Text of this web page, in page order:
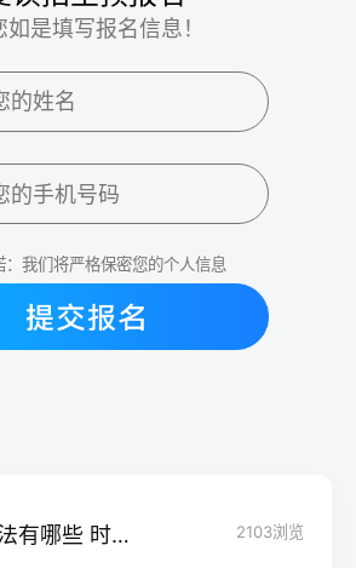
如是填写报名信息！
：我们将严格保密您的个人信息
when的用法有哪些 时态用法规则是什么 2103浏览